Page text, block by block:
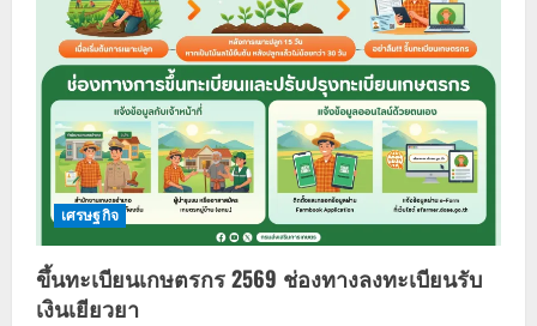
เศรษฐกิจ
ขึ้นทะเบียนเกษตรกร 2569 ช่องทางลงทะเบียนรับ
เงินเยียวยา